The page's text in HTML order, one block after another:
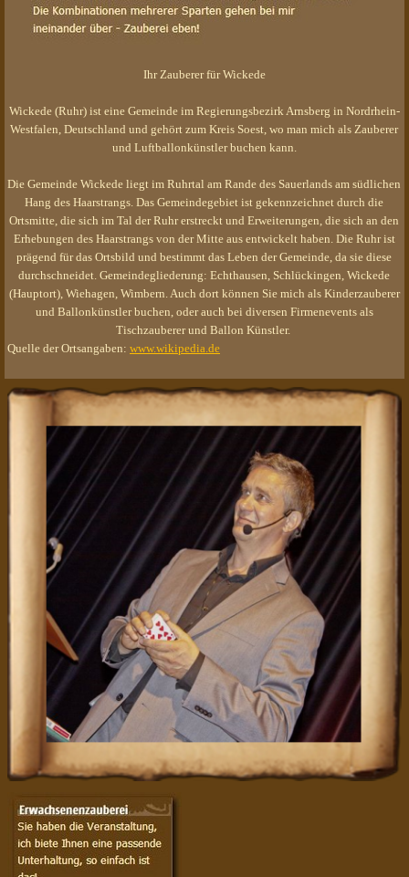
Ihr Zauberer für Wickede
Wickede (Ruhr) ist eine Gemeinde im Regierungsbezirk Arnsberg in Nordrhein-
Westfalen, Deutschland und gehört zum Kreis Soest, wo man mich als Zauberer
und Luftballonkünstler buchen kann.
Die Gemeinde Wickede liegt im Ruhrtal am Rande des Sauerlands am südlichen
Hang des Haarstrangs. Das Gemeindegebiet ist gekennzeichnet durch die
Ortsmitte, die sich im Tal der Ruhr erstreckt und Erweiterungen, die sich an den
Erhebungen des Haarstrangs von der Mitte aus entwickelt haben. Die Ruhr ist
prägend für das Ortsbild und bestimmt das Leben der Gemeinde, da sie diese
durchschneidet. Gemeindegliederung: Echthausen, Schlückingen, Wickede
(Hauptort), Wiehagen, Wimbern. Auch dort können Sie mich als Kinderzauberer
und Ballonkünstler buchen, oder auch bei diversen Firmenevents als
Tischzauberer und Ballon Künstler.
Quelle der Ortsangaben: www.wikipedia.de